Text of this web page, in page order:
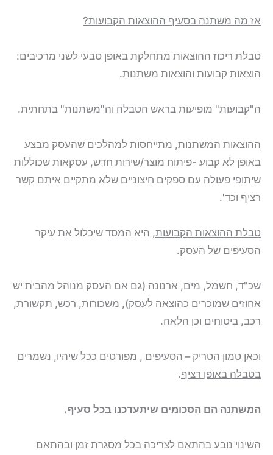
אז מה משתנה בסעיף ההוצאות הקבועות?
טבלת ריכוז ההוצאות מתחלקת באופן טבעי לשני מרכיבים:
הוצאות קבועות והוצאות משתנות.
ה"קבועות" מופיעות בראש הטבלה וה"משתנות" בתחתית.
ההוצאות המשתנות, מתייחסות למהלכים שהעסק מבצע
באופן לא קבוע -פיתוח מוצר/שירות חדש, עסקאות שכוללות
שיתופי פעולה עם ספקים חיצוניים שלא מתקיים איתם קשר
רציף וכד'.
טבלת ההוצאות הקבועות, היא המסד שיכלול את עיקר
הסעיפים של העסק.
שכ"ד, חשמל, מים, ארנונה (גם אם העסק מנוהל מהבית יש
אחוזים שמוכרים כהוצאה לעסק), משכורות, רכש, תקשורת,
רכב, ביטוחים וכן הלאה.
וכאן טמון הטריק – הסעיפים , מפורטים ככל שיהיו, נשמרים
בטבלה באופן רציף.
המשתנה הם הסכומים שיתעדכנו בכל סעיף.
השינוי נובע בהתאם לצריכה בכל מסגרת זמן ובהתאם